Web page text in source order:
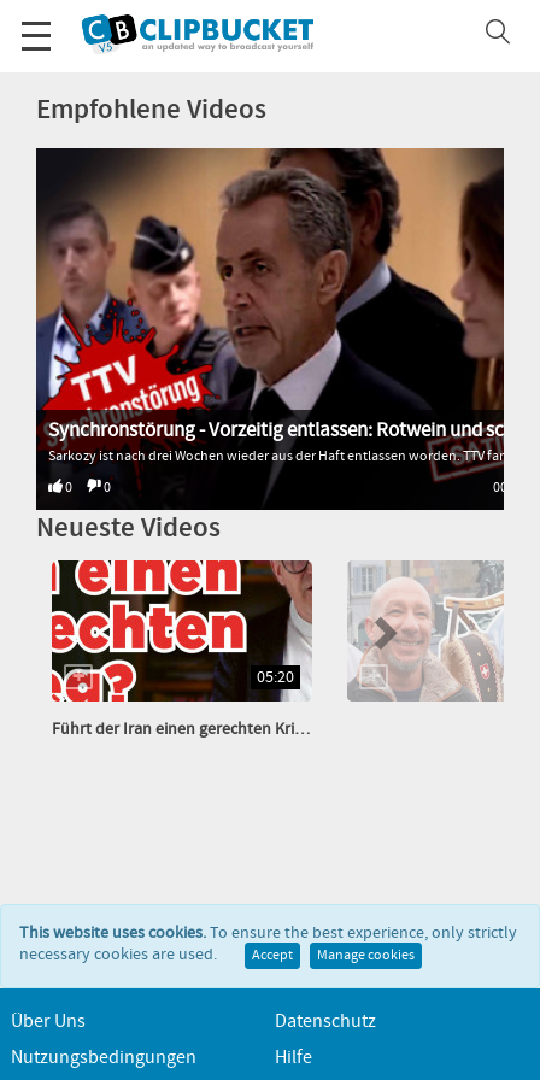
Empfohlene Videos
0
0 00:33
Neueste Videos
05:20
Führt der Iran einen gerechten Krieg?
This website uses cookies.To ensure the best experience, only strictly
necessary cookies are used.
Accept Manage cookies
Über Uns
Datenschutz
Nutzungsbedingungen
Hilfe